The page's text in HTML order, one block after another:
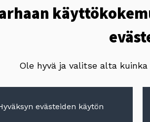
Ole hyvä ja valitse alta
evästeiden käytön